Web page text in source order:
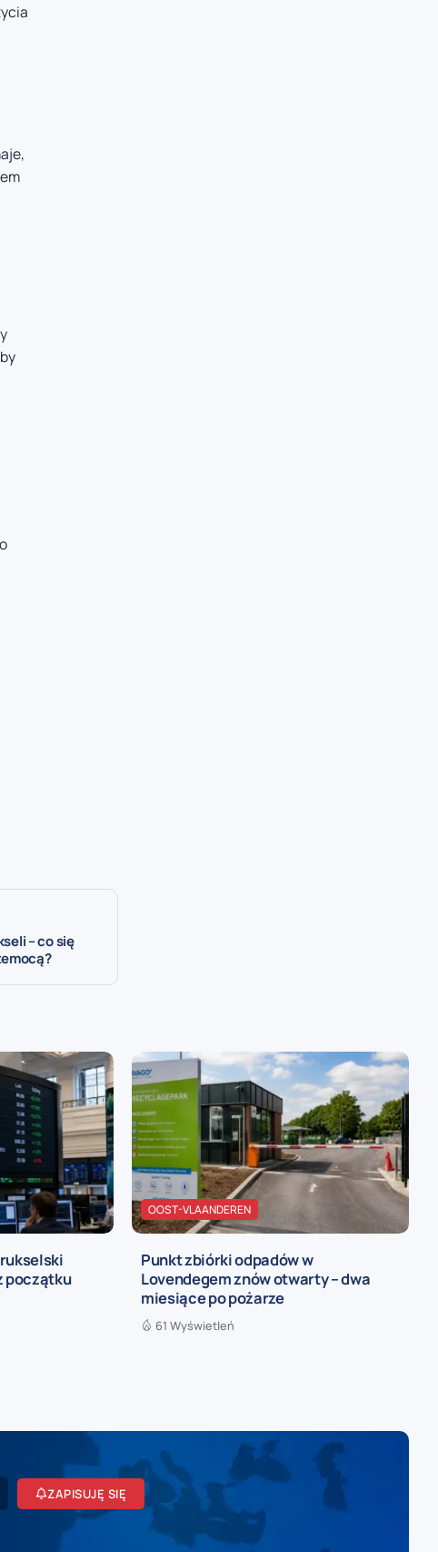
– co się
początku
OOST-VLAANDEREN
Punkt zbiórki odpadów w
Lovendegem znów otwarty – dwa
miesiące po pożarze
61 Wyświetleń
ZAPISUJĘ SIĘ